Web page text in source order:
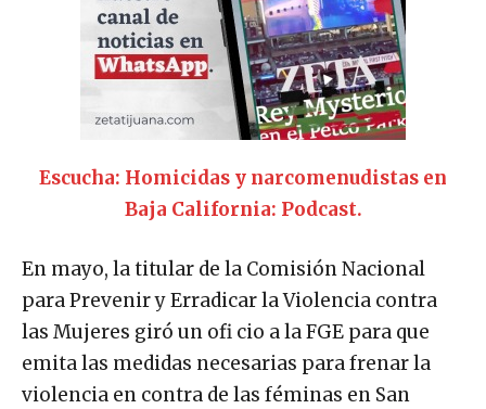
Escucha: Homicidas y narcomenudistas en
Baja California: Podcast.
En mayo, la titular de la Comisión Nacional
para Prevenir y Erradicar la Violencia contra
las Mujeres giró un ofi cio a la FGE para que
emita las medidas necesarias para frenar la
violencia en contra de las féminas en San